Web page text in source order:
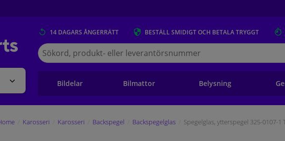
14 DAGARS ÅNGERRÄTT BESTÄLL SMIDIGT OCH BETALA TRYGGT
Sök
på
Winparts.se
Bildelar Bilmattor Belysning
Karosseri Karosseri Backspegel Backspegelglas Spegelglas, ytterspegel 325-0107-1